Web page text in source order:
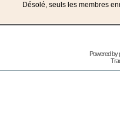
Désolé, seuls les membres
Powered by